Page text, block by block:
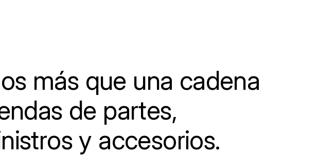
más que una cadena
de partes,
y accesorios.